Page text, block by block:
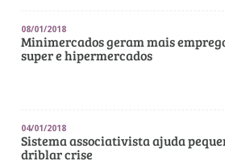
08/01/2018
Minimercados geram mais
super e hipermercados
04/01/2018
Sistema associativista ajuda
driblar crise